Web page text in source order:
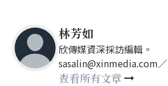
林芳如
欣傳媒資深採訪編輯。
sasalin@xinmedia.com／
happy21917@gmail.com
查看所有文章